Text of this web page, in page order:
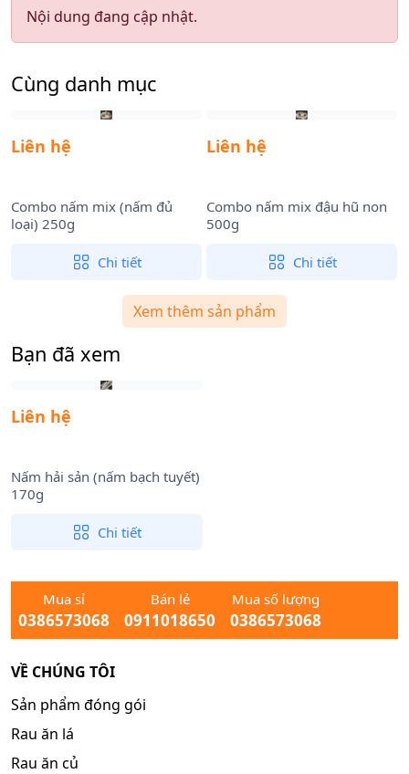
Nội dung đang cập nhật.
Cùng danh mục
Liên hệ
Combo nấm mix (nấm đủ
loại) 250g
Chi tiết
Liên hệ
Combo nấm mix đậu hũ non
500g
Chi tiết
Xem thêm sản phẩm
Bạn đã xem
Liên hệ
Nấm hải sản (nấm bạch tuyết)
170g
Chi tiết
Mua sỉ
0386573068
Bán lẻ
0911018650
Mua số lượng
0386573068
VỀ CHÚNG TÔI
Sản phẩm đóng gói
Rau ăn lá
Rau ăn củ